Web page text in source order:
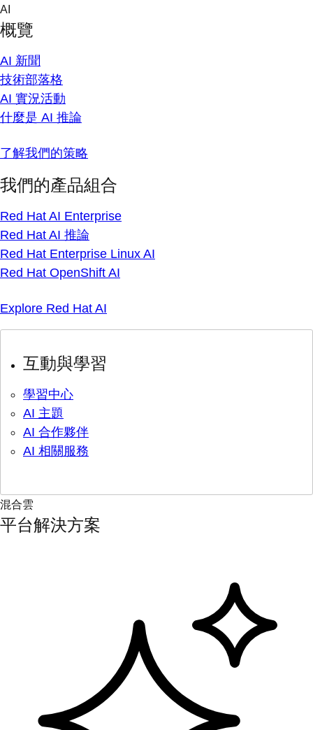
Skip
content
AI
概覽
AI 新聞
技術部落格
AI 實況活動
什麼是 AI 推論
了解我們的策略
我們的產品組合
Red Hat AI Enterprise
Red Hat AI 推論
Red Hat Enterprise Linux AI
Red Hat OpenShift AI
Explore Red Hat AI
互動與學習
學習中心
AI 主題
AI 合作夥伴
AI 相關服務
混合雲
平台解決方案